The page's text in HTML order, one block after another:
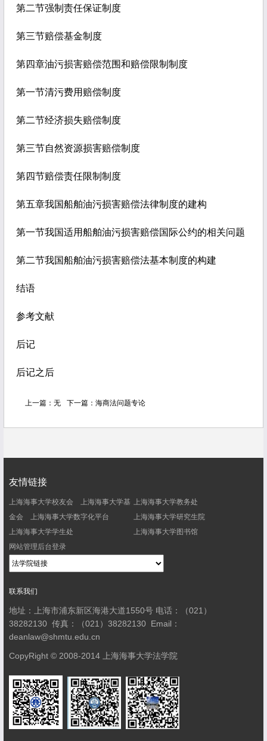
第二节强制责任保证制度
第三节赔偿基金制度
第四章油污损害赔偿范围和赔偿限制制度
第一节清污费用赔偿制度
第二节经济损失赔偿制度
第三节自然资源损害赔偿制度
第四节赔偿责任限制制度
第五章我国船舶油污损害赔偿法律制度的建构
第一节我国适用船舶油污损害赔偿国际公约的相关问题
第二节我国船舶油污损害赔偿法基本制度的构建
结语
参考文献
后记
后记之后
上一篇： 无 下一篇： 海商法问题专论
友情链接
上海海事大学校友会
上海海事大学基
金会
上海海事大学数字化平台
上海海事大学教务处
上海海事大学研究生院
上海海事大学学生处
上海海事大学图书馆
网站管理后台登录
联系我们
地址：上海市浦东新区海港大道1550号 电话：（021）
38282130 传真：（021）38282130 Email：
deanlaw@shmtu.edu.cn
CopyRight © 2008-2014 上海海事大学法学院